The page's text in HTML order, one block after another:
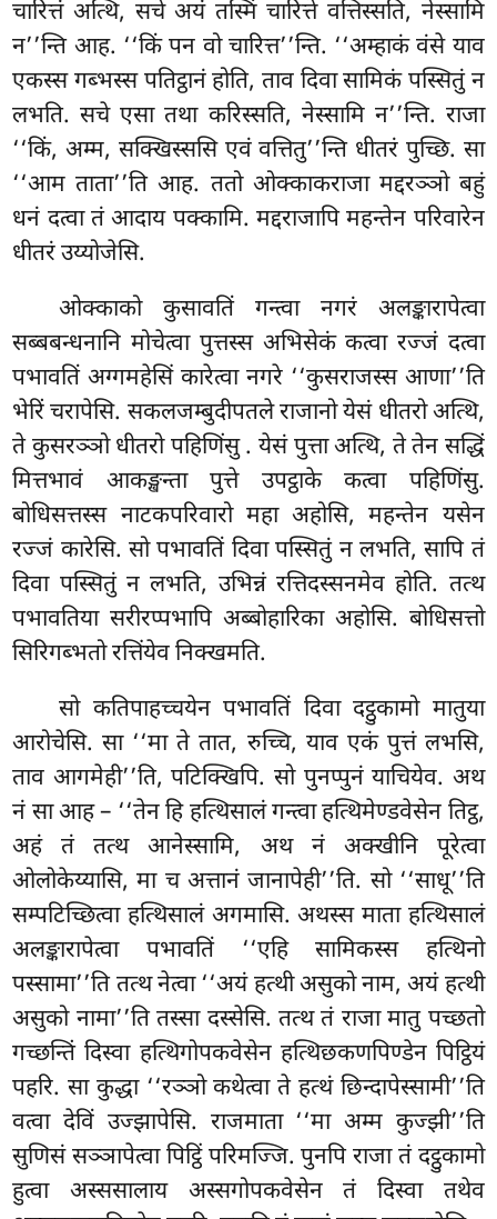
चारित्तं अत्थि, सचे अयं तस्मिं चारित्ते वत्तिस्सति, नेस्सामि
न’’न्ति आह. ‘‘किं पन वो चारित्त’’न्ति. ‘‘अम्हाकं वंसे याव
एकस्स गब्भस्स पतिट्ठानं होति, ताव दिवा सामिकं पस्सितुं न
लभति. सचे एसा तथा करिस्सति, नेस्सामि न’’न्ति. राजा
‘‘किं, अम्म, सक्खिस्ससि एवं वत्तितु’’न्ति धीतरं पुच्छि. सा
‘‘आम ताता’’ति आह. ततो ओक्काकराजा मद्दरञ्ञो बहुं
धनं दत्वा तं आदाय पक्कामि. मद्दराजापि महन्तेन परिवारेन
धीतरं उय्योजेसि.
ओक्काको कुसावतिं गन्त्वा नगरं अलङ्कारापेत्वा
सब्बबन्धनानि मोचेत्वा पुत्तस्स अभिसेकं कत्वा रज्जं दत्वा
पभावतिं अग्गमहेसिं कारेत्वा नगरे ‘‘कुसराजस्स आणा’’ति
भेरिं चरापेसि. सकलजम्बुदीपतले राजानो येसं धीतरो अत्थि,
ते कुसरञ्ञो धीतरो पहिणिंसु. येसं पुत्ताअत्थि, ते तेन सद्धिं
मित्तभावं आकङ्खन्ता पुत्ते उपट्ठाके कत्वा पहिणिंसु.
बोधिसत्तस्स नाटकपरिवारो महा अहोसि, महन्तेन यसेन
रज्जं कारेसि. सो पभावतिं दिवा पस्सितुं न लभति, सापि तं
दिवा पस्सितुं न लभति, उभिन्नं रत्तिदस्सनमेव होति. तत्थ
पभावतिया सरीरप्पभापि अब्बोहारिका अहोसि. बोधिसत्तो
सिरिगब्भतो रत्तिंयेव निक्खमति.
सो कतिपाहच्चयेन पभावतिं दिवा दट्ठुकामो मातुया
आरोचेसि. सा ‘‘मा ते तात, रुच्चि, याव एकं पुत्तं लभसि,
ताव आगमेही’’ति, पटिक्खिपि. सो पुनप्पुनं याचियेव. अथ
नं सा आह – ‘‘तेन हि हत्थिसालं गन्त्वा हत्थिमेण्डवेसेन तिट्ठ,
अहं तं तत्थ आनेस्सामि, अथ नं अक्खीनि पूरेत्वा
ओलोकेय्यासि, मा च अत्तानं जानापेही’’ति. सो ‘‘साधू’’ति
सम्पटिच्छित्वा हत्थिसालं अगमासि. अथस्स माता हत्थिसालं
अलङ्कारापेत्वा पभावतिं ‘‘एहि सामिकस्स हत्थिनो
पस्सामा’’ति तत्थ नेत्वा ‘‘अयं हत्थी असुको नाम, अयं हत्थी
असुको नामा’’ति तस्सा दस्सेसि. तत्थ तं राजा मातु पच्छतो
गच्छन्तिं दिस्वा हत्थिगोपकवेसेन हत्थिछकणपिण्डेन पिट्ठियं
पहरि. सा कुद्धा ‘‘रञ्ञो कथेत्वा ते हत्थं छिन्दापेस्सामी’’ति
वत्वा देविं उज्झापेसि. राजमाता ‘‘मा अम्म कुज्झी’’ति
सुणिसं सञ्ञापेत्वा पिट्ठिं परिमज्जि. पुनपि राजा तं दट्ठुकामो
हुत्वा अस्ससालाय अस्सगोपकवेसेन तं दिस्वा तथेव